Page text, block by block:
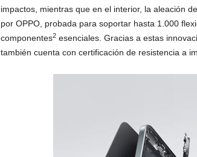
impactos, mientras que en el interior, la aleación
por OPPO, probada para soportar hasta 1.000
componentes2esenciales. Gracias a estas
también cuenta con certificación de resistencia a